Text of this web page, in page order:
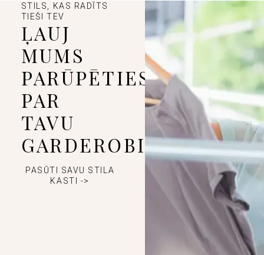
STILS, KAS RADĪTS
TIEŠI TEV
ĻAUJ
MUMS
PARŪPĒTIES
PAR
TAVU
GARDEROBI
PASŪTI SAVU STILA
KASTI ->